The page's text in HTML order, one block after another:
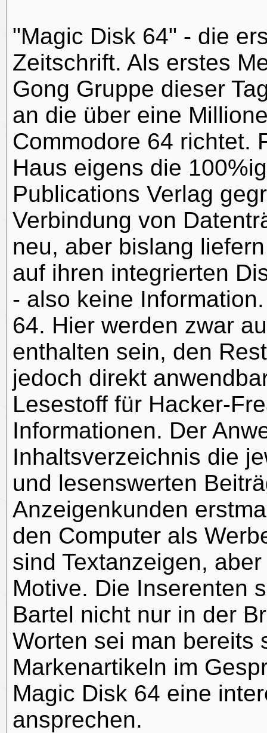
"Magic Disk 64" - die
Zeitschrift. Als erstes
Gong Gruppe dieser
an die über eine
Commodore 64 richtet.
Haus eigens die
Publications Verlag
Verbindung von
neu, aber bislang
auf ihren integrierten
- also keine
64. Hier werden zwar
enthalten sein, den
jedoch direkt
Lesestoff für Hacker-
Informationen. Der
Inhaltsverzeichnis die
und lesenswerten
Anzeigenkunden
den Computer als
sind Textanzeigen,
Motive. Die Inserenten
Bartel nicht nur in der
Worten sei man bereits
Markenartikeln im
Magic Disk 64 eine
ansprechen.